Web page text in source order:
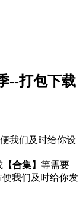
--打包下载
便我们及时给你设
【合集】 等需要
便我们及时给你发